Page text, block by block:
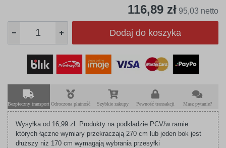
116,89 zł 95,03 netto
Dodaj do koszyka
Bezpieczny transport Odroczona płatność Szybkie zakupy Pewność transakcji Masz pytanie?
Wysyłka od 16,99 zł. Produkty na podkładzie PCV/w ramie
których łączne wymiary przekraczają 270 cm lub jeden bok jest
dłuższy niż 170 cm wymagają wybrania przesyłki